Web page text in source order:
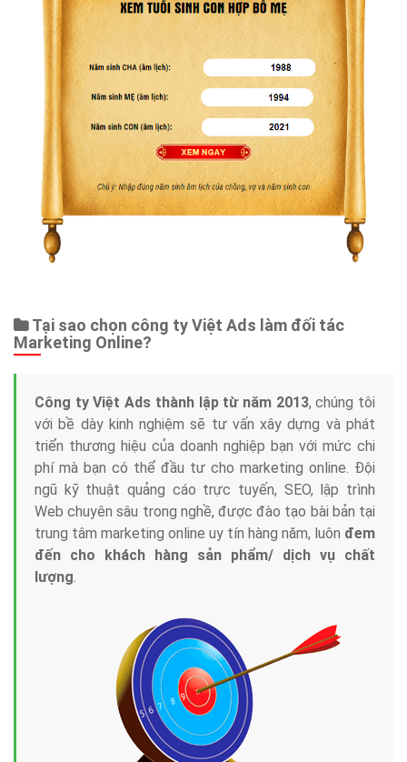
Tại sao chọn công ty Việt Ads làm đối tác
Marketing Online?
Công ty Việt Ads thành lập từ năm 2013, chúng tôi
với bề dày kinh nghiệm sẽ tư vấn xây dựng và phát
triển thương hiệu của doanh nghiệp bạn với mức chi
phí mà bạn có thể đầu tư cho marketing online. Đội
ngũ kỹ thuật quảng cáo trực tuyến, SEO, lập trình
Web chuyên sâu trong nghề, được đào tạo bài bản tại
trung tâm marketing online uy tín hàng năm, luôn đem
đến cho khách hàng sản phẩm/ dịch vụ chất
lượng.